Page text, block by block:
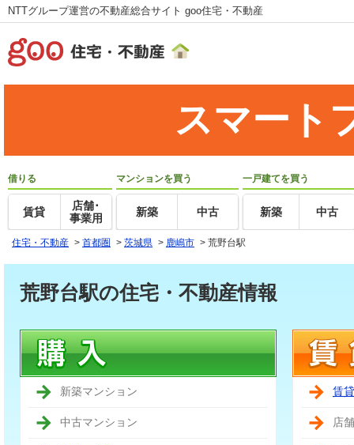
NTTグループ運営の不動産総合サイト goo住宅・不動産
スマート
借りる
賃貸
店舗･
事業用
マンションを買う
新築 中古
一戸建てを買う
新築 中古
住宅・不動産 > 首都圏 > 茨城県 > 鹿嶋市 > 荒野台駅
荒野台駅の住宅・不動産情報
新築マンション
中古マンション
賃
店